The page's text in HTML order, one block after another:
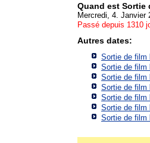
Quand est Sortie
Mercredi, 4. Janvier
Passé depuis 1310
Autres dates:
Sortie de film
Sortie de film
Sortie de film
Sortie de film
Sortie de film
Sortie de film
Sortie de film